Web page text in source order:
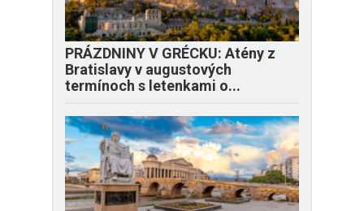
PRÁZDNINY V GRÉCKU: Atény z
Bratislavy v augustových
termínoch s letenkami o...